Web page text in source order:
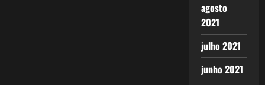
agosto
2021
julho 2021
junho 2021